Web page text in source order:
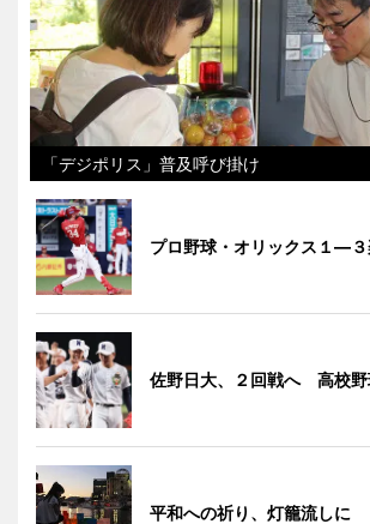
「デジポリス」普及呼び掛け
プロ野球・オリックス１―
佐野日大、２回戦へ 高校
平和への祈り、灯籠流しに